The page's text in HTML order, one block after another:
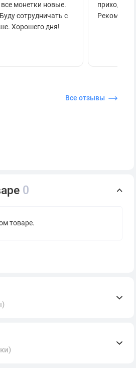
монетки новые.
сотрудничать с
Хорошего дня!
приходило
Все отзывы
0
товаре.